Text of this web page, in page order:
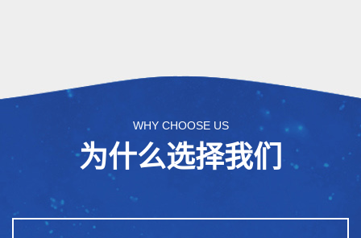
WHY CHOOSE US
为什么选择我们